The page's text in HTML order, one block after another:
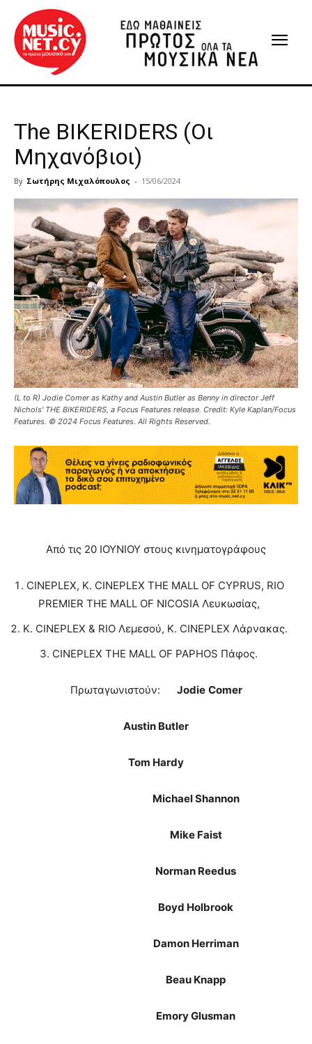
The BIKERIDERS (Οι
Μηχανόβιοι)
By Σωτήρης Μιχαλόπουλος - 15/06/2024
(L to R) Jodie Comer as Kathy and Austin Butler as Benny in director Jeff
Nichols' THE BIKERIDERS, a Focus Features release. Credit: Kyle Kaplan/Focus
Features. © 2024 Focus Features. All Rights Reserved.
Από τις 20 ΙΟΥΝΙΟΥ στους κινηματογράφους
CINEPLEX, K. CINEPLEX THE MALL OF CYPRUS, RIO
PREMIER THE MALL OF NICOSIA Λευκωσίας,
K. CINEPLEX & RIO Λεμεσού, K. CINEPLEX Λάρνακας.
CINEPLEX THE MALL OF PAPHOS Πάφος.
Πρωταγωνιστούν: Jodie Comer
Austin Butler
Tom Hardy
Michael Shannon
Mike Faist
Norman Reedus
Boyd Holbrook
Damon Herriman
Beau Knapp
Emory Glusman